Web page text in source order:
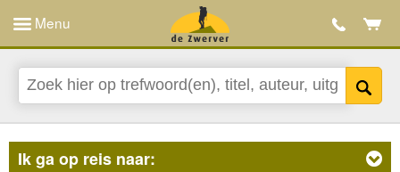
Menu
Ik ga op reis naar: